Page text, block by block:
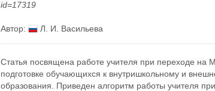
id=17319
Автор: Л. И. Васильева
Статья посвящена работе учителя при переходе
подготовке обучающихся к внутришкольному и
образования. Приведен алгоритм работы учителя